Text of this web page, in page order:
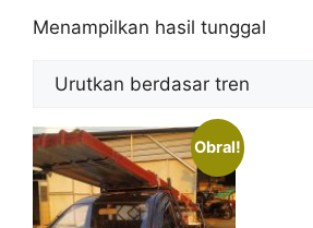
Menampilkan hasil tunggal
Obral!